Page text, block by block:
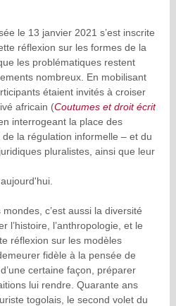
le 13 janvier 2021 s’est inscrite
réflexion sur les formes de la
les problématiques restent
nombreux. En mobilisant
étaient invités à croiser
africain (Coutumes et droit écrit
interrogeant la place des
la régulation informelle – et du
pluralistes, ainsi que leur
c’est aussi la diversité
l’histoire, l’anthropologie, et le
réflexion sur les modèles
fidèle à la pensée de
certaine façon, préparer
lui rendre. Quarante ans
togolais, le second volet du